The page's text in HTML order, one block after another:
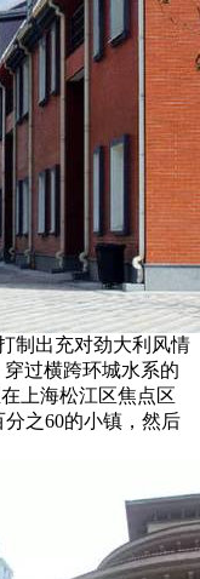
制出充对劲大利风情
过横跨环城水系的
上海松江区焦点区
之60的小镇，然后